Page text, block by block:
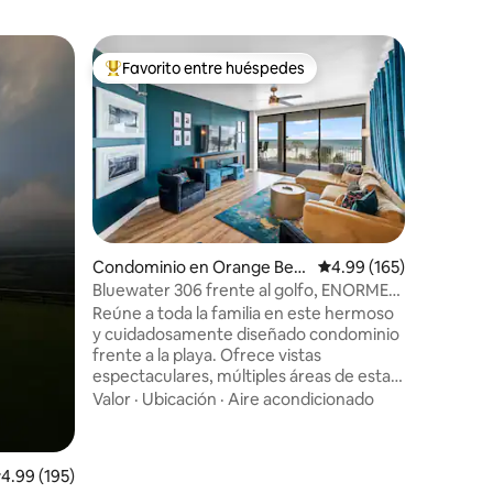
promedio: 4.99 de 5; 195 evaluaciones
4.99 (195)
De los mejores en Favorito entre huéspedes
Favorito entre huéspedes
Condominio en Orange Bea
ch
Calificación promedio:
4.99 (165)
Bluewater 306 frente al golfo, ENORME
balcón envolvente
Reúne a toda la familia en este hermoso
y cuidadosamente diseñado condominio
frente a la playa. Ofrece vistas
espectaculares, múltiples áreas de estar
generosas y comodidad para todas las
Valor · Ubicación · Aire acondicionado